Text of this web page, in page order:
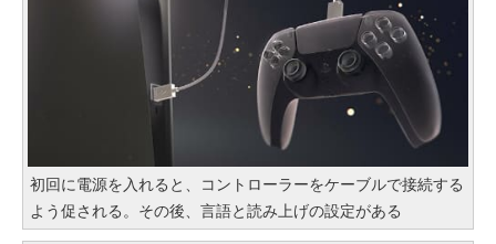
初回に電源を入れると、コントローラーをケーブルで接続する
よう促される。その後、言語と読み上げの設定がある